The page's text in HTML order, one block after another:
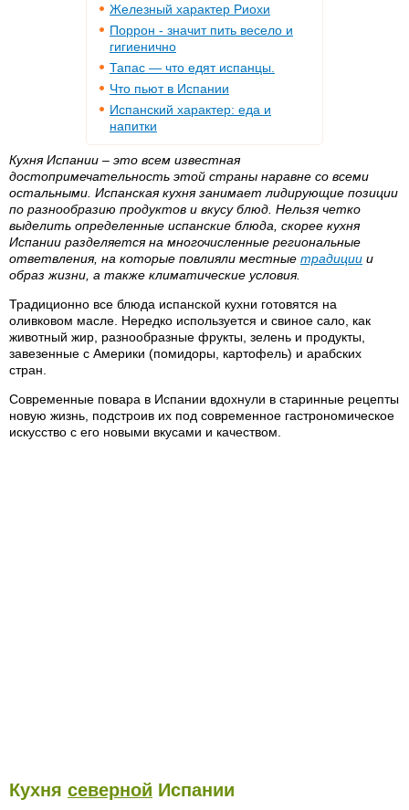
Железный характер Риохи
Поррон - значит пить весело и
гигиенично
Тапас — что едят испанцы.
Что пьют в Испании
Испанский характер: еда и
напитки
Кухня Испании – это всем известная
достопримечательность этой страны наравне со всеми
остальными. Испанская кухня занимает лидирующие позиции
по разнообразию продуктов и вкусу блюд. Нельзя четко
выделить определенные испанские блюда, скорее кухня
Испании разделяется на многочисленные региональные
ответвления, на которые повлияли местные традиции и
образ жизни, а также климатические условия.
Традиционно все блюда испанской кухни готовятся на
оливковом масле. Нередко используется и свиное сало, как
животный жир, разнообразные фрукты, зелень и продукты,
завезенные с Америки (помидоры, картофель) и арабских
стран.
Современные повара в Испании вдохнули в старинные рецепты
новую жизнь, подстроив их под современное гастрономическое
искусство с его новыми вкусами и качеством.
Кухня северной Испании